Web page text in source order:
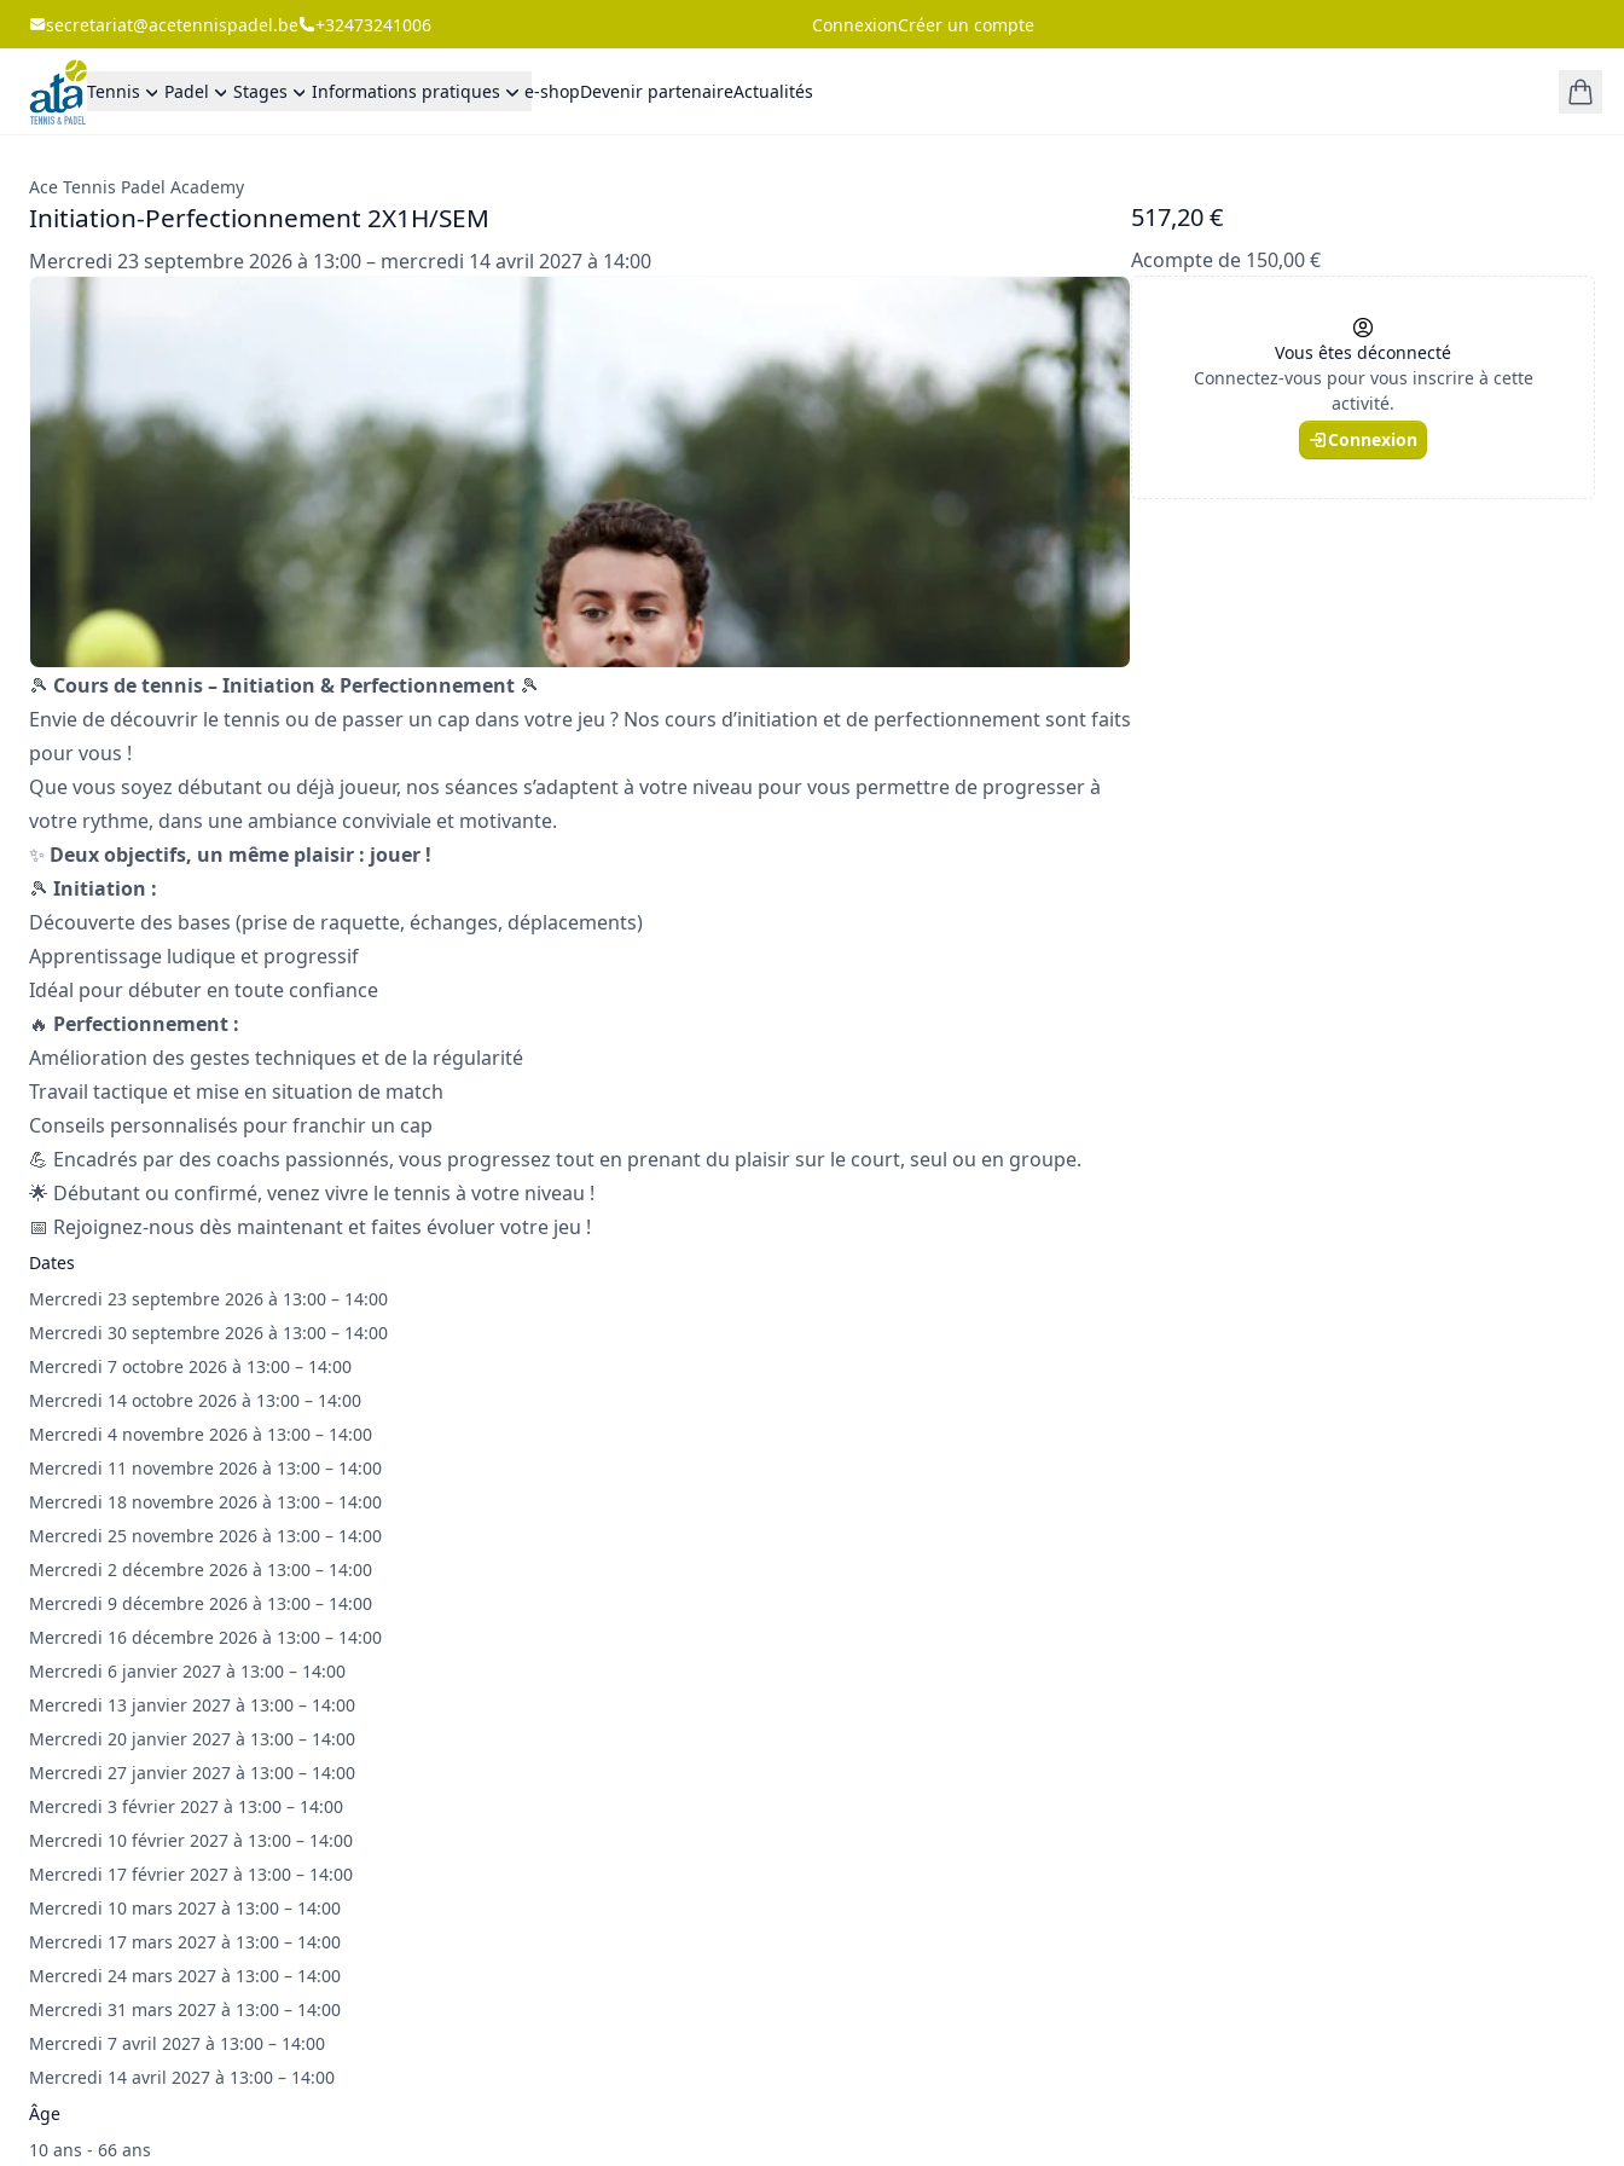
secretariat@acetennispadel.be +32473241006 ConnexionCréer un compte
Tennis Padel Stages Informations pratiques e-shopDevenir partenaireActualités
Ace Tennis Padel Academy
Initiation-Perfectionnement 2X1H/SEM
Mercredi 23 septembre 2026 à 13:00 – mercredi 14 avril 2027 à 14:00
517,20 €
Acompte de 150,00 €
🎾 Cours de tennis – Initiation & Perfectionnement 🎾
Envie de découvrir le tennis ou de passer un cap dans votre jeu ? Nos cours d’initiation et de perfectionnement sont faits
pour vous !
Que vous soyez débutant ou déjà joueur, nos séances s’adaptent à votre niveau pour vous permettre de progresser à
votre rythme, dans une ambiance conviviale et motivante.
✨ Deux objectifs, un même plaisir : jouer !
🎾 Initiation :
Découverte des bases (prise de raquette, échanges, déplacements)
Apprentissage ludique et progressif
Idéal pour débuter en toute confiance
🔥 Perfectionnement :
Amélioration des gestes techniques et de la régularité
Travail tactique et mise en situation de match
Conseils personnalisés pour franchir un cap
💪 Encadrés par des coachs passionnés, vous progressez tout en prenant du plaisir sur le court, seul ou en groupe.
🌟 Débutant ou confirmé, venez vivre le tennis à votre niveau !
📅 Rejoignez-nous dès maintenant et faites évoluer votre jeu !
Dates
Mercredi 23 septembre 2026 à 13:00 – 14:00
Mercredi 30 septembre 2026 à 13:00 – 14:00
Mercredi 7 octobre 2026 à 13:00 – 14:00
Mercredi 14 octobre 2026 à 13:00 – 14:00
Mercredi 4 novembre 2026 à 13:00 – 14:00
Mercredi 11 novembre 2026 à 13:00 – 14:00
Mercredi 18 novembre 2026 à 13:00 – 14:00
Mercredi 25 novembre 2026 à 13:00 – 14:00
Mercredi 2 décembre 2026 à 13:00 – 14:00
Mercredi 9 décembre 2026 à 13:00 – 14:00
Mercredi 16 décembre 2026 à 13:00 – 14:00
Mercredi 6 janvier 2027 à 13:00 – 14:00
Mercredi 13 janvier 2027 à 13:00 – 14:00
Mercredi 20 janvier 2027 à 13:00 – 14:00
Mercredi 27 janvier 2027 à 13:00 – 14:00
Mercredi 3 février 2027 à 13:00 – 14:00
Mercredi 10 février 2027 à 13:00 – 14:00
Mercredi 17 février 2027 à 13:00 – 14:00
Mercredi 10 mars 2027 à 13:00 – 14:00
Mercredi 17 mars 2027 à 13:00 – 14:00
Mercredi 24 mars 2027 à 13:00 – 14:00
Mercredi 31 mars 2027 à 13:00 – 14:00
Mercredi 7 avril 2027 à 13:00 – 14:00
Mercredi 14 avril 2027 à 13:00 – 14:00
Âge
10 ans - 66 ans
Vous êtes déconnecté
Connectez-vous pour vous inscrire à cette
activité.
Connexion